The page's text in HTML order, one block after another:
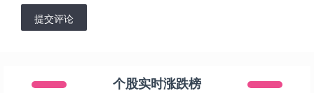
提交评论
个股实时涨跌榜